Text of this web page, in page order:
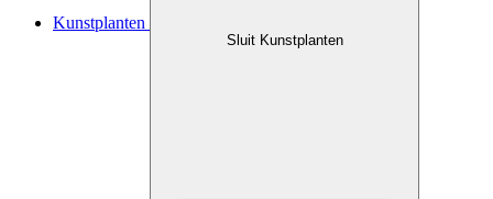
Kunstplanten
Sluit Kunstplanten